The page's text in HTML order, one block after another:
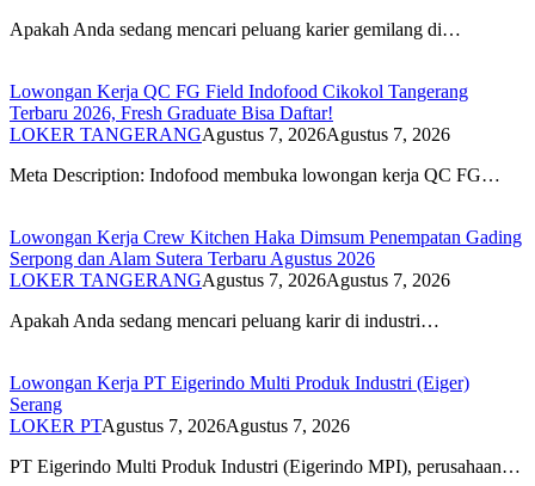
Apakah Anda sedang mencari peluang karier gemilang di…
Lowongan Kerja QC FG Field Indofood Cikokol Tangerang
Terbaru 2026, Fresh Graduate Bisa Daftar!
LOKER TANGERANGAgustus 7, 2026Agustus 7, 2026
Meta Description: Indofood membuka lowongan kerja QC FG…
Lowongan Kerja Crew Kitchen Haka Dimsum Penempatan Gading
Serpong dan Alam Sutera Terbaru Agustus 2026
LOKER TANGERANGAgustus 7, 2026Agustus 7, 2026
Apakah Anda sedang mencari peluang karir di industri…
Lowongan Kerja PT Eigerindo Multi Produk Industri (Eiger)
Serang
LOKER PTAgustus 7, 2026Agustus 7, 2026
PT Eigerindo Multi Produk Industri (Eigerindo MPI), perusahaan…